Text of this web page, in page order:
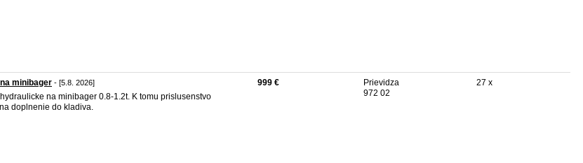
minibager - [5.8. 2026]
hydraulicke na minibager 0.8-1.2t. K tomu prislusenstvo
doplnenie do kladiva.
999 €
Prievidza
972 02
27 x